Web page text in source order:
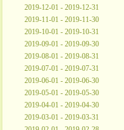
2019-12-01 - 2019-12-31
2019-11-01 - 2019-11-30
2019-10-01 - 2019-10-31
2019-09-01 - 2019-09-30
2019-08-01 - 2019-08-31
2019-07-01 - 2019-07-31
2019-06-01 - 2019-06-30
2019-05-01 - 2019-05-30
2019-04-01 - 2019-04-30
2019-03-01 - 2019-03-31